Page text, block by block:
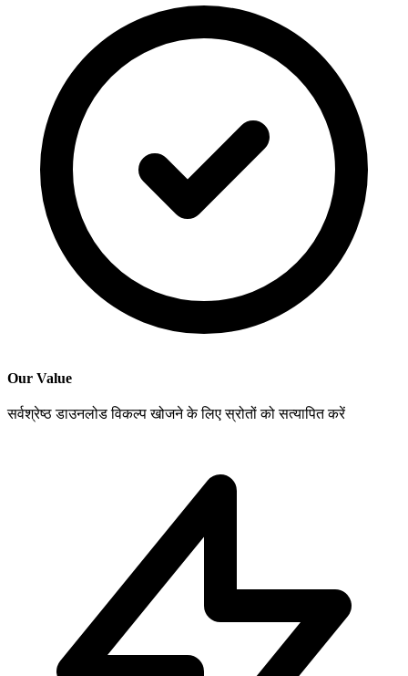
Our Value
सर्वश्रेष्ठ डाउनलोड विकल्प खोजने के लिए स्रोतों को सत्यापित करें